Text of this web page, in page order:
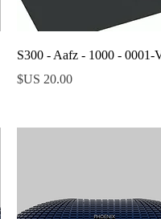
العرض السريع
S300 - Aafz - 1000 - 0001-
السعر‏20.00 US$